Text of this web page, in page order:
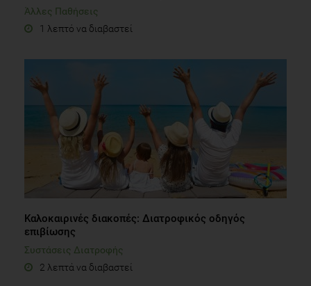
Άλλες Παθήσεις
1 λεπτό να διαβαστεί
Καλοκαιρινές διακοπές: Διατροφικός οδηγός
επιβίωσης
Συστάσεις Διατροφής
2 λεπτά να διαβαστεί